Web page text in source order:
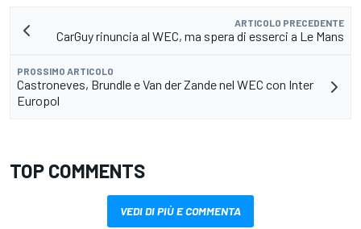
ARTICOLO PRECEDENTE
CarGuy rinuncia al WEC, ma spera di esserci a Le Mans
PROSSIMO ARTICOLO
Castroneves, Brundle e Van der Zande nel WEC con Inter
Europol
TOP COMMENTS
VEDI DI PIÙ E COMMENTA